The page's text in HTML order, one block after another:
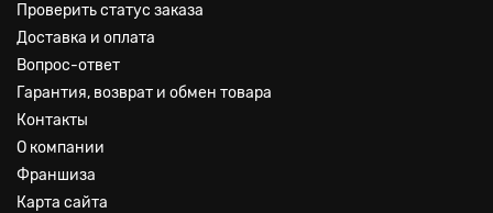
Проверить статус заказа
Доставка и оплата
Вопрос-ответ
Гарантия, возврат и обмен товара
Контакты
О компании
Франшиза
Карта сайта